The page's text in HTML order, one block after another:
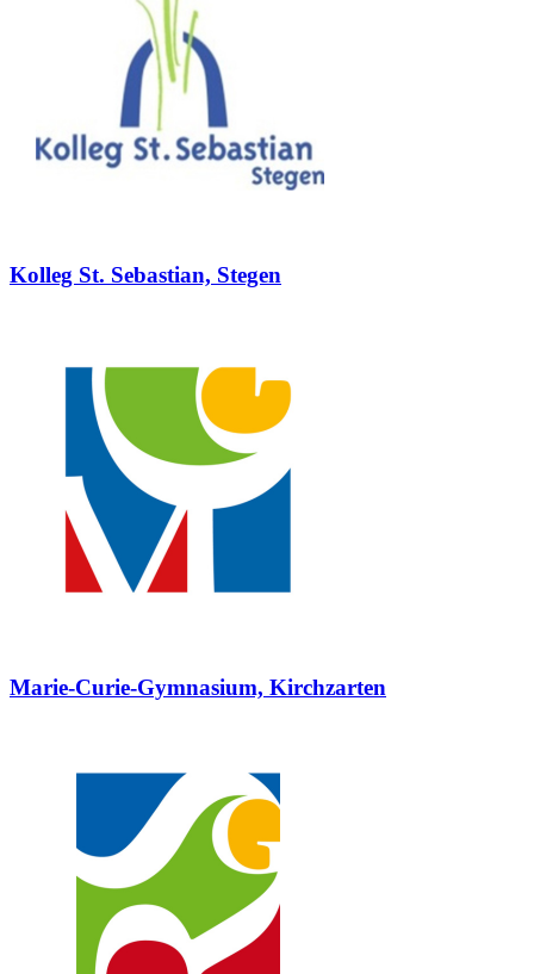
Kolleg St. Sebastian, Stegen
Marie-Curie-Gymnasium, Kirchzarten